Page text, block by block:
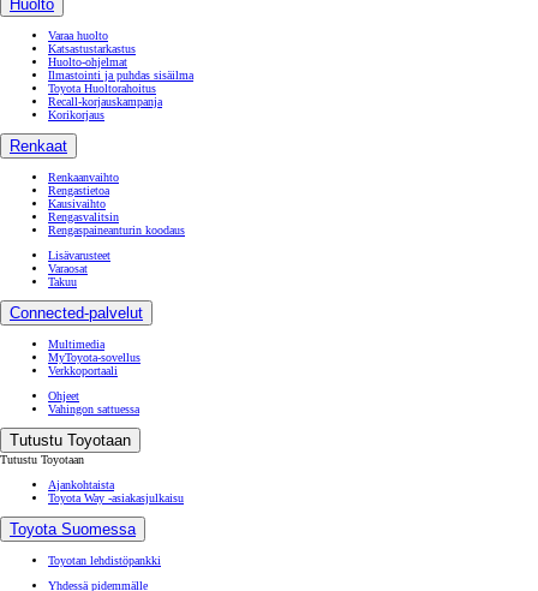
Huolto
Varaa huolto
Katsastustarkastus
Huolto-ohjelmat
Ilmastointi ja puhdas sisäilma
Toyota Huoltorahoitus
Recall-korjauskampanja
Korikorjaus
Renkaat
Renkaanvaihto
Rengastietoa
Kausivaihto
Rengasvalitsin
Rengaspaineanturin koodaus
Lisävarusteet
Varaosat
Takuu
Connected-palvelut
Multimedia
MyToyota-sovellus
Verkkoportaali
Ohjeet
Vahingon sattuessa
Tutustu Toyotaan
Tutustu Toyotaan
Ajankohtaista
Toyota Way -asiakasjulkaisu
Toyota Suomessa
Toyotan lehdistöpankki
Yhdessä pidemmälle